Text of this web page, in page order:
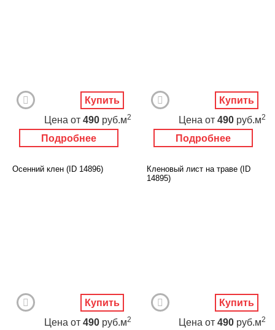
Подробнее
Цена от 490 руб.м2
Купить
Подробнее
Цена от 490 руб.м2
Купить
Осенний клен (ID 14896)
Цена от 490 руб.м2
Купить
Кленовый лист на траве (ID
14895)
Цена от 490 руб.м2
Купить